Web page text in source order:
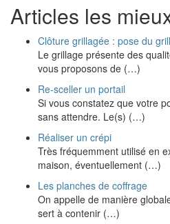
Articles les
Clôture grillagée : pose du
Le grillage présente des
vous proposons de (…)
Re-sceller un portail
Si vous constatez que votre
sans attendre. Le(s) (…)
Réaliser un crépi
Très fréquemment utilisé en
maison, éventuellement (…)
Les planches de coffrage
On appelle de manière
sert à contenir (…)